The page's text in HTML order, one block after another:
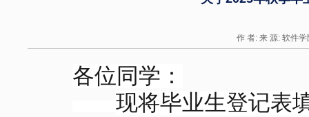
作 者: 来 源: 软件
各位同学：
现将毕业生登记表